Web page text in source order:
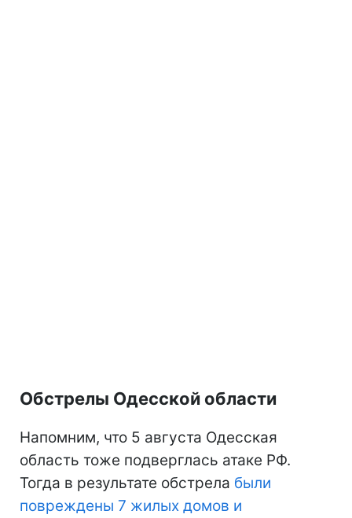
Обстрелы Одесской области
Напомним, что 5 августа Одесская
область тоже подверглась атаке РФ.
Тогда в результате обстрела были
повреждены 7 жилых домов и